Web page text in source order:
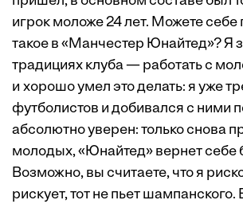
игрок моложе 24 лет. Можете себе
такое в «Манчестер Юнайтед»? Я
традициях клуба — работать с
и хорошо умел это делать: я уже
футболистов и добивался с ними
абсолютно уверен: только снова
молодых, «Юнайтед» вернет себе
Возможно, вы считаете, что я
рискует, тот не пьет